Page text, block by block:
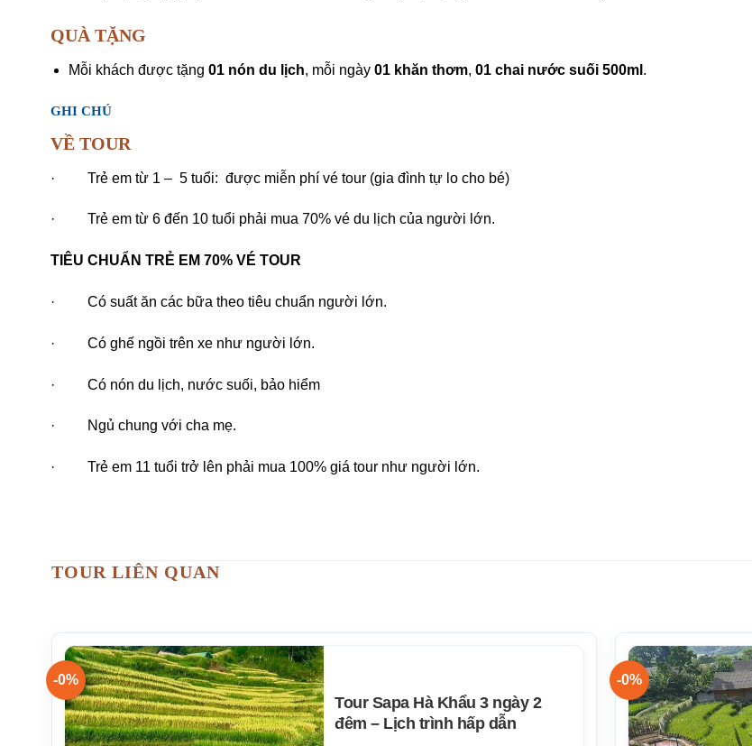
QUÀ TẶNG
Mỗi khách được tặng01 nón du lịch, mỗi ngày01 khăn thơm,01 chai nước suối 500ml .
GHI CHÚ
VỀ TOUR
· Trẻ em từ 1 – 5 tuổi: được miễn phí vé tour (gia đình tự lo cho bé)
· Trẻ em từ 6 đến 10 tuổi phải mua 70% vé du lịch của người lớn.
TIÊU CHUẨN TRẺ EM 70% VÉ TOUR
· Có suất ăn các bữa theo tiêu chuẩn người lớn.
· Có ghế ngồi trên xe như người lớn.
· Có nón du lịch, nước suối, bảo hiểm
· Ngủ chung với cha mẹ.
· Trẻ em 11 tuổi trở lên phải mua 100% giá tour như người lớn.
TOUR LIÊN QUAN
-0%
Tour Sapa Hà Khẩu 3 ngày 2
đêm – Lịch trình hấp dẫn
-0%